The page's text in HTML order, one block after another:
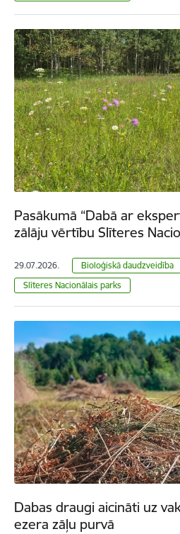
Pasākumā “Dabā ar
zālāju vērtību Slīteres
29.07.2026. Bioloģiskā daudzveidība
Slīteres Nacionālais parks
Dabas draugi aicināti uz
ezera zāļu purvā